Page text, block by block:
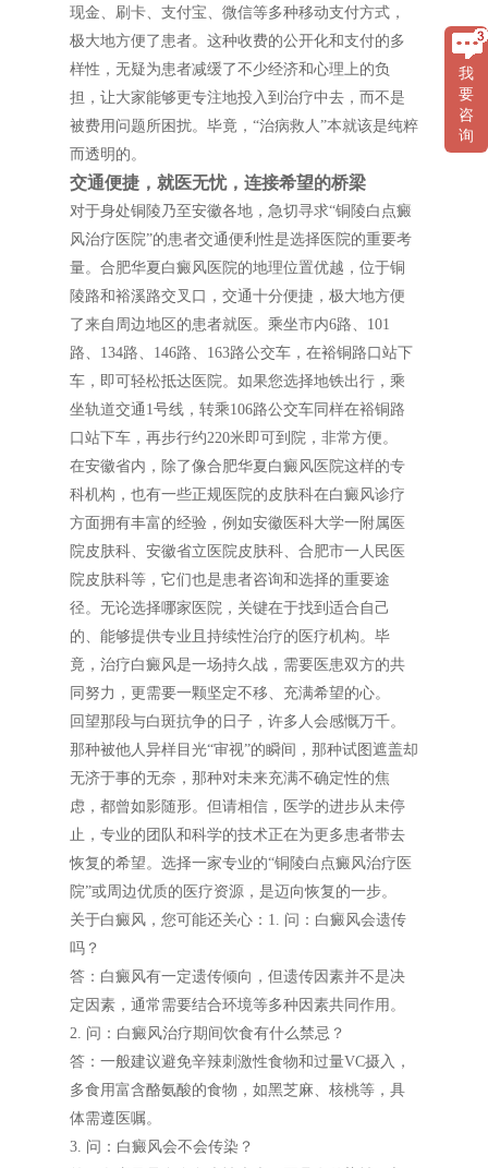
现金、刷卡、支付宝、微信等多种移动支付方式，
极大地方便了患者。这种收费的公开化和支付的多
样性，无疑为患者减缓了不少经济和心理上的负
担，让大家能够更专注地投入到治疗中去，而不是
被费用问题所困扰。毕竟，“治病救人”本就该是纯粹
而透明的。
交通便捷，就医无忧，连接希望的桥梁
对于身处铜陵乃至安徽各地，急切寻求“铜陵白点癜
风治疗医院”的患者交通便利性是选择医院的重要考
量。合肥华夏白癜风医院的地理位置优越，位于铜
陵路和裕溪路交叉口，交通十分便捷，极大地方便
了来自周边地区的患者就医。乘坐市内6路、101
路、134路、146路、163路公交车，在裕铜路口站下
车，即可轻松抵达医院。如果您选择地铁出行，乘
坐轨道交通1号线，转乘106路公交车同样在裕铜路
口站下车，再步行约220米即可到院，非常方便。
在安徽省内，除了像合肥华夏白癜风医院这样的专
科机构，也有一些正规医院的皮肤科在白癜风诊疗
方面拥有丰富的经验，例如安徽医科大学一附属医
院皮肤科、安徽省立医院皮肤科、合肥市一人民医
院皮肤科等，它们也是患者咨询和选择的重要途
径。无论选择哪家医院，关键在于找到适合自己
的、能够提供专业且持续性治疗的医疗机构。毕
竟，治疗白癜风是一场持久战，需要医患双方的共
同努力，更需要一颗坚定不移、充满希望的心。
回望那段与白斑抗争的日子，许多人会感慨万千。
那种被他人异样目光“审视”的瞬间，那种试图遮盖却
无济于事的无奈，那种对未来充满不确定性的焦
虑，都曾如影随形。但请相信，医学的进步从未停
止，专业的团队和科学的技术正在为更多患者带去
恢复的希望。选择一家专业的“铜陵白点癜风治疗医
院”或周边优质的医疗资源，是迈向恢复的一步。
关于白癜风，您可能还关心：1. 问：白癜风会遗传
吗？
答：白癜风有一定遗传倾向，但遗传因素并不是决
定因素，通常需要结合环境等多种因素共同作用。
2. 问：白癜风治疗期间饮食有什么禁忌？
答：一般建议避免辛辣刺激性食物和过量VC摄入，
多食用富含酪氨酸的食物，如黑芝麻、核桃等，具
体需遵医嘱。
3. 问：白癜风会不会传染？
我
要
咨
询